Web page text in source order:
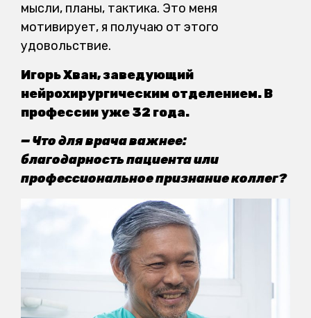
мысли, планы, тактика. Это меня
мотивирует, я получаю от этого
удовольствие.
Игорь Хван, заведующий
нейрохирургическим отделением. В
профессии уже 32 года.
— Что для врача важнее:
благодарность пациента или
профессиональное признание коллег?